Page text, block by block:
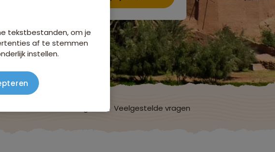
Veelgestelde vragen
tekstbestanden, om je
af te stemmen
instellen.